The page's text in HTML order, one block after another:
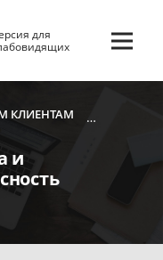
для
КЛИЕНТАМ
и